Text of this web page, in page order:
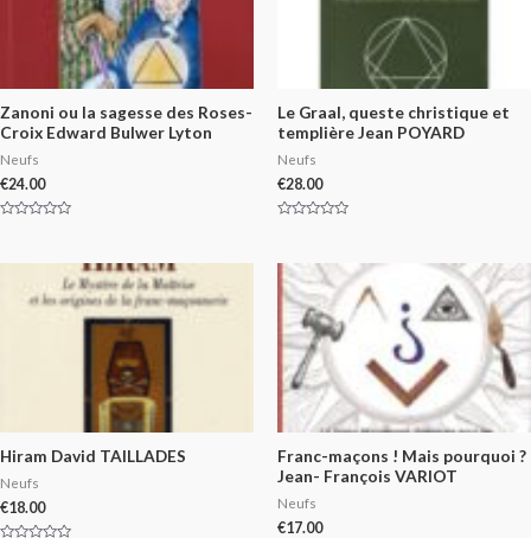
Zanoni ou la sagesse des Roses-
Croix Edward Bulwer Lyton
Neufs
€24.00
of
Le Graal, queste christique et
templière Jean POYARD
Neufs
€28.00
of
5
Hiram David TAILLADES
Neufs
€18.00
Franc-maçons ! Mais pourquoi ?
Jean- François VARIOT
Neufs
€17.00